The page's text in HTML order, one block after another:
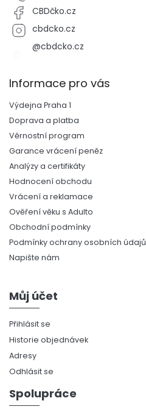
CBDčko.cz
cbdcko.cz
@cbdcko.cz
Informace pro vás
Výdejna Praha 1
Doprava a platba
Věrnostní program
Garance vrácení peněz
Analýzy a certifikáty
Hodnocení obchodu
Vrácení a reklamace
Ověření věku s Adulto
Obchodní podmínky
Podmínky ochrany osobních údajů
Napište nám
Můj účet
Přihlásit se
Historie objednávek
Adresy
Odhlásit se
Spolupráce